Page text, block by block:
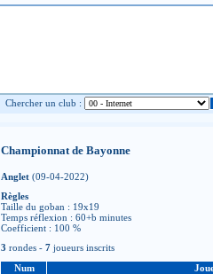
Chercher un club :
Championnat de Bayonne
Anglet (09-04-2022)
Règles
Taille du goban : 19x19
Temps réflexion : 60+b minutes
Coefficient : 100 %
3 rondes - 7 joueurs inscrits
Num